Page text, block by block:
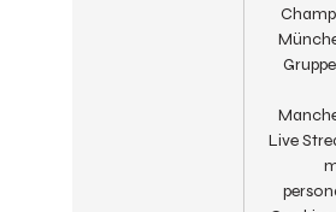
Live